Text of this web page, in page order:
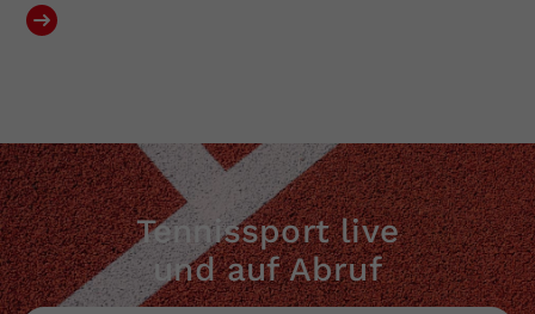
Tennissport live
und auf Abruf